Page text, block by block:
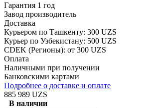
Гарантия 1 год
Завод производитель
Доставка
Курьером по Ташкенту: 300 UZS
Курьер по Узбекистану: 500 UZS
CDEK (Регионы): от 300 UZS
Оплата
Наличными при получении
Банковскими картами
Подробнее о доставке и оплате
885 989 UZS
В наличии